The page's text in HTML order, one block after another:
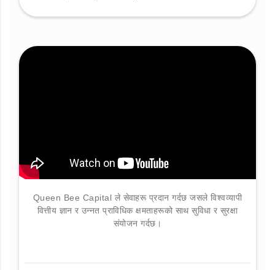
Queen Bee Capital ले सेवाहरू प्रदान गर्दछ जसले विश्वव्यापी
वित्तीय ज्ञान र उन्नत प्राविधिक क्षमताहरूको साथ सुविधा र सुरक्षा
संयोजन गर्दछ।